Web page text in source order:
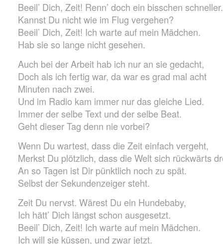
Beeil’ Dich, Zeit! Renn’ doch ein bisschen schneller.
Kannst Du nicht wie im Flug vergehen?
Beeil’ Dich, Zeit! Ich warte auf mein Mädchen.
Hab sie so lange nicht gesehen.
Auch bei der Arbeit hab ich nur an sie gedacht,
Doch als ich fertig war, da war es grad mal acht
Minuten nach zwei.
Und im Radio kam immer nur das gleiche Lied.
Immer der selbe Text und der selbe Beat.
Geht dieser Tag denn nie vorbei?
Wenn Du wartest, dass die Zeit einfach vergeht,
Merkst Du plötzlich, dass die Welt sich rückwärts
An so Tagen ist Dir pünktlich noch zu spät.
Selbst der Sekundenzeiger steht.
Zeit Du nervst. Wärest Du ein Hundebaby,
Ich hätt’ Dich längst schon ausgesetzt.
Beeil’ Dich, Zeit! Ich warte auf mein Mädchen.
Ich will sie küssen, und zwar jetzt.